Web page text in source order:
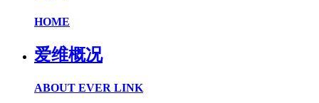
HOME
爱维概况
ABOUT EVER LINK